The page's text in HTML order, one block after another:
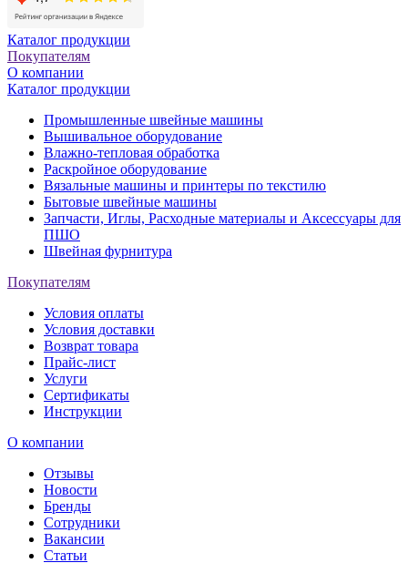
Каталог продукции
Покупателям
О компании
Каталог продукции
Промышленные швейные машины
Вышивальное оборудование
Влажно-тепловая обработка
Раскройное оборудование
Вязальные машины и принтеры по текстилю
Бытовые швейные машины
Запчасти, Иглы, Расходные материалы и Аксессуары для
ПШО
Швейная фурнитура
Покупателям
Условия оплаты
Условия доставки
Возврат товара
Прайс-лист
Услуги
Сертификаты
Инструкции
О компании
Отзывы
Новости
Бренды
Сотрудники
Вакансии
Статьи